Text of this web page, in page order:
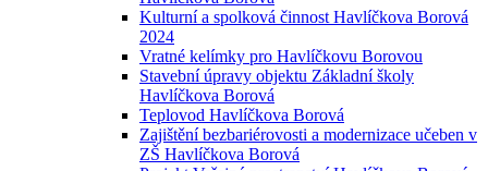
Kulturní a spolková činnost Havlíčkova Borová
2024
Vratné kelímky pro Havlíčkovu Borovou
Stavební úpravy objektu Základní školy
Havlíčkova Borová
Teplovod Havlíčkova Borová
Zajištění bezbariérovosti a modernizace učeben v
ZŠ Havlíčkova Borová